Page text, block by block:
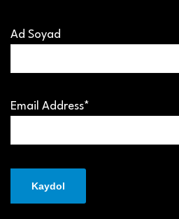
Ad Soyad
Email Address*